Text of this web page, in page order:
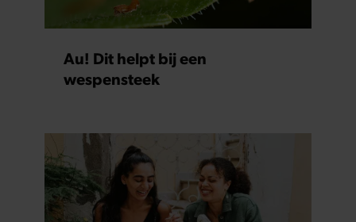
Au! Dit helpt bij een
wespensteek